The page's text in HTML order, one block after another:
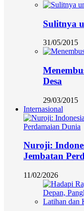
Sulitnya
31/05/2015
Desa
29/03/2015
Internasional
Nuroji:
Jembatan
11/02/2026